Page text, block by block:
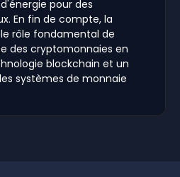
pour des
En fin de compte, la
rôle fondamental de
des cryptomonnaies en
blockchain et un
systèmes de monnaie